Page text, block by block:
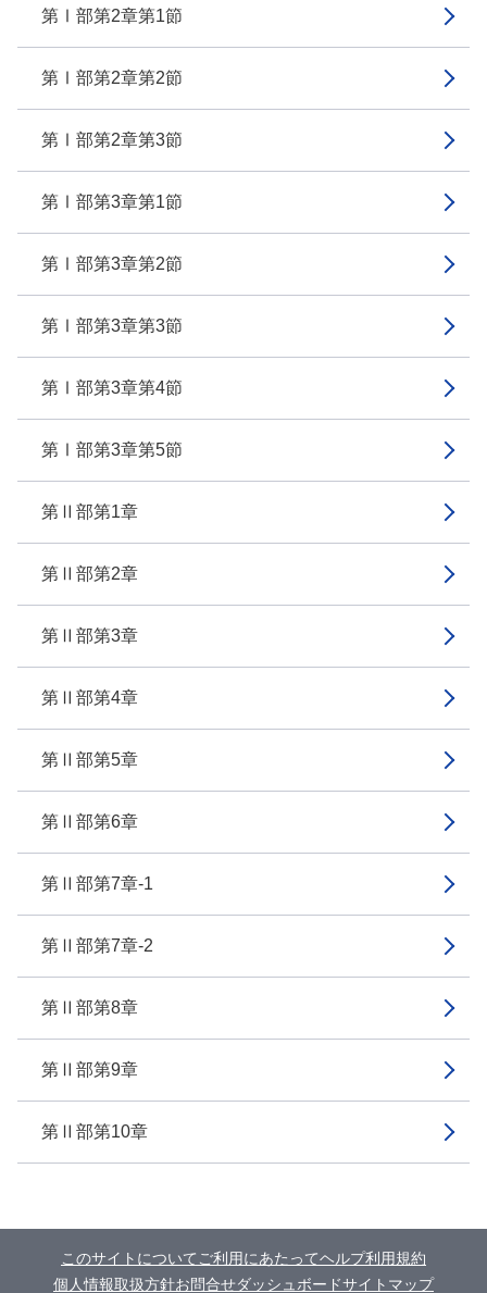
第Ⅰ部第2章第1節
第Ⅰ部第2章第2節
第Ⅰ部第2章第3節
第Ⅰ部第3章第1節
第Ⅰ部第3章第2節
第Ⅰ部第3章第3節
第Ⅰ部第3章第4節
第Ⅰ部第3章第5節
第Ⅱ部第1章
第Ⅱ部第2章
第Ⅱ部第3章
第Ⅱ部第4章
第Ⅱ部第5章
第Ⅱ部第6章
第Ⅱ部第7章-1
第Ⅱ部第7章-2
第Ⅱ部第8章
第Ⅱ部第9章
第Ⅱ部第10章
このサイトについて ご利用にあたってヘルプ利用規約
個人情報取扱方針お問合せダッシュボードサイトマップ